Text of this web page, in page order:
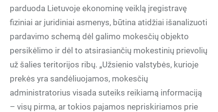
parduoda Lietuvoje ekonominę veiklą įregistravę
fiziniai ar juridiniai asmenys, būtina atidžiai išanalizuoti
pardavimo schemą dėl galimo mokesčių objekto
persikėlimo ir dėl to atsirasiančių mokestinių prievolių
už šalies teritorijos ribų. „Užsienio valstybės, kurioje
prekės yra sandėliuojamos, mokesčių
administratorius visada suteiks reikiamą informaciją
– visų pirma, ar tokios pajamos nepriskiriamos prie